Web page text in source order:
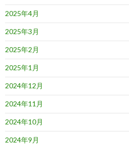
2025年4月
2025年3月
2025年2月
2025年1月
2024年12月
2024年11月
2024年10月
2024年9月